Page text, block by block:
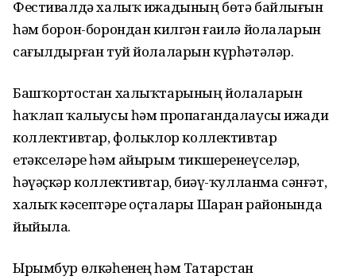
Фестивалдә халыҡ ижадының бөтә байлығын
һәм борон-борондан килгән ғаилә йолаларын
сағылдырған туй йолаларын күрһәтәләр.
Башҡортостан халыҡтарының йолаларын
һаҡлап ҡалыусы һәм пропагандалаусы ижади
коллективтар, фольклор коллективтар
етәкселәре һәм айырым тикшеренеүселәр,
һәүәҫкәр коллективтар, биҙәү-ҡулланма сәнғәт,
халыҡ кәсептәре оҫталары Шаран районында
йыйыла.
Ырымбур өлкәһенең һәм Татарстан